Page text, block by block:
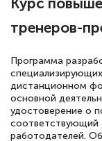
Знаток
18
Выражаю
тренеров-
Программа
дистанционном
основной
удостоверение о
соответствующий
работодателей.